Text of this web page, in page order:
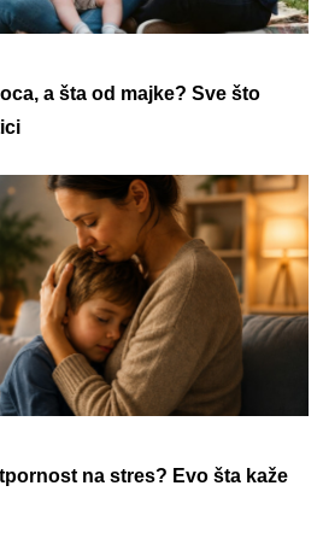
a šta od majke? Sve što
na stres? Evo šta kaže